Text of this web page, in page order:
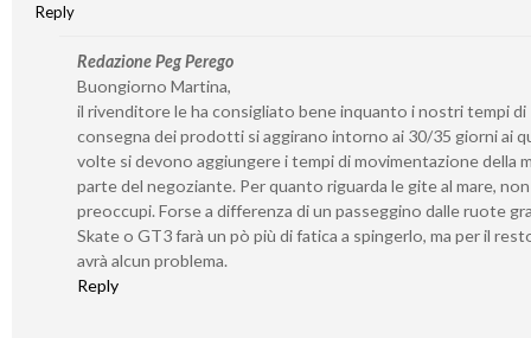
Reply
Redazione Peg Perego
Buongiorno Martina,
il rivenditore le ha consigliato bene inquanto i nostri tempi di
consegna dei prodotti si aggirano intorno ai 30/35 giorni ai
volte si devono aggiungere i tempi di movimentazione della
parte del negoziante. Per quanto riguarda le gite al mare,
preoccupi. Forse a differenza di un passeggino dalle ruote
Skate o GT3 farà un pò più di fatica a spingerlo, ma per il
avrà alcun problema.
Reply